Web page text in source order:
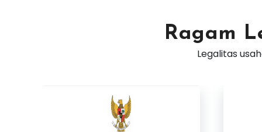
Ragam
Legalitas